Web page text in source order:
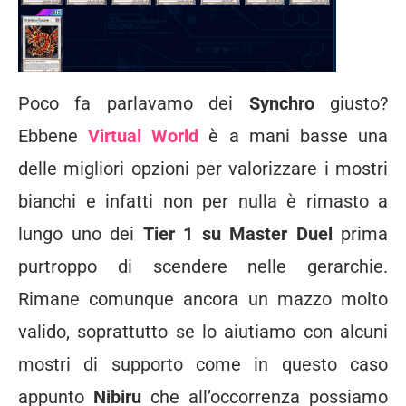
Poco fa parlavamo dei Synchrogiusto?
EbbeneVirtual World è a mani basse una
delle migliori opzioni per valorizzare i mostri
bianchi e infatti non per nulla è rimasto a
lungo uno dei Tier 1 su Master Duel prima
purtroppo di scendere nelle gerarchie.
Rimane comunque ancora un mazzo molto
valido, soprattutto se lo aiutiamo con alcuni
mostri di supporto come in questo caso
appunto Nibiru che all’occorrenza possiamo